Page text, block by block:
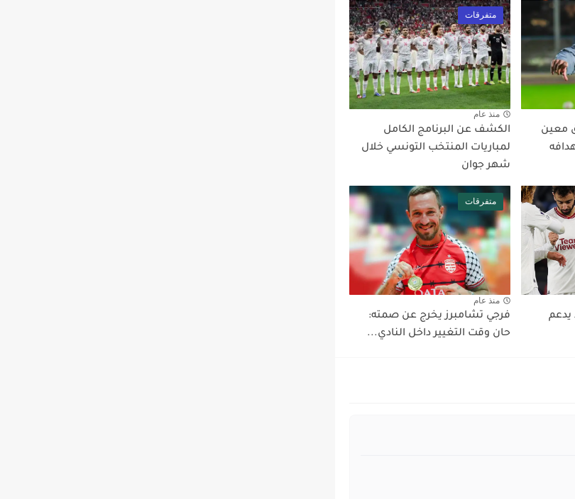
معين
متفرقات
منذ عام
الكشف عن البرنامج الكامل
لمباريات المنتخب التونسي خلال
شهر جوان
يدعم
متفرقات
منذ عام
فرجي تشامبرز يخرج عن صمته:
حان وقت التغيير داخل النادي...